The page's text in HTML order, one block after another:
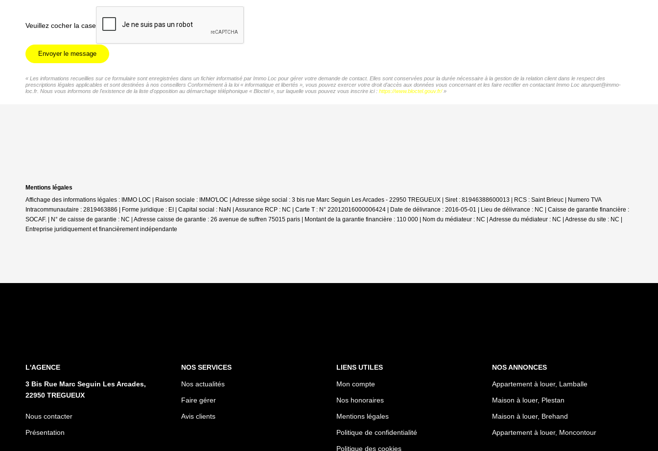
Veuillez cocher la case
Envoyer le message
« Les informations recueillies sur ce formulaire sont enregistrées dans un fichier informatisé par Immo Loc pour gérer votre demande de contact. Elles sont conservées pour la durée nécessaire à la gestion de la relation client dans le respect des
prescriptions légales applicables et sont destinées à nos conseillers Conformément à la loi « informatique et libertés », vous pouvez exercer votre droit d'accès aux données vous concernant et les faire rectifier en contactant Immo Loc aturquet@immo-
loc.fr. Nous vous informons de l'existence de la liste d'opposition au démarchage téléphonique « Bloctel », sur laquelle vous pouvez vous inscrire ici : https://www.bloctel.gouv.fr/»
Mentions légales
Affichage des informations légales : IMMO LOC | Raison sociale : IMMO'LOC | Adresse siège social : 3 bis rue Marc Seguin Les Arcades - 22950 TREGUEUX | Siret : 81946388600013 | RCS : Saint Brieuc | Numero TVA
Intracommunautaire : 2819463886 | Forme juridique : EI | Capital social : NaN | Assurance RCP : NC | Carte T : N° 22012016000006424 | Date de délivrance : 2016-05-01 | Lieu de délivrance : NC | Caisse de garantie financière :
SOCAF. | N° de caisse de garantie : NC | Adresse caisse de garantie : 26 avenue de suffren 75015 paris | Montant de la garantie financière : 110 000 | Nom du médiateur : NC | Adresse du médiateur : NC | Adresse du site : NC |
Entreprise juridiquement et financièrement indépendante
L'AGENCE
3 Bis Rue Marc Seguin Les Arcades,
22950 TREGUEUX
Nous contacter
Présentation
NOS SERVICES
Nos actualités
Faire gérer
Avis clients
LIENS UTILES
Mon compte
Nos honoraires
Mentions légales
Politique de confidentialité
Politique des cookies
NOS ANNONCES
Appartement à louer, Lamballe
Maison à louer, Plestan
Maison à louer, Brehand
Appartement à louer, Moncontour